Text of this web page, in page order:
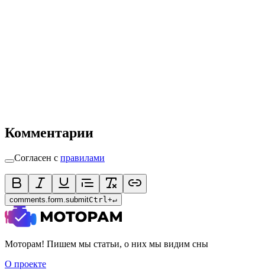
Комментарии
Согласен с правилами
comments.form.submitCtrl+↵
Моторам! Пишем мы статьи, о них мы видим сны
О проекте